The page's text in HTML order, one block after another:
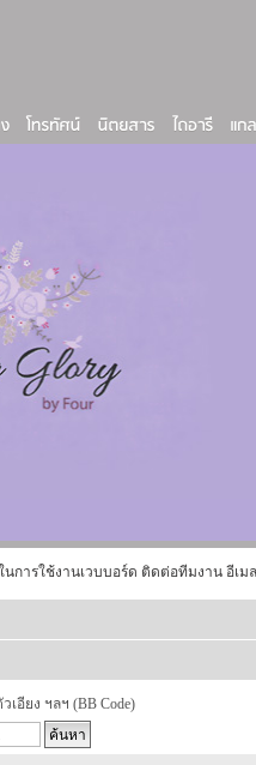
การใช้งานเวบบอร์ด ติดต่อทีมงาน อีเม
อียง ฯลฯ (BB Code)